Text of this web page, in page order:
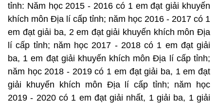
tỉnh: Năm học 2015 - 2016 có 1 em đạt giải khuyến
khích môn Địa lí cấp tỉnh; năm học 2016 - 2017 có 1
em đạt giải ba, 2 em đạt giải khuyến khích môn Địa
lí cấp tỉnh; năm học 2017 - 2018 có 1 em đạt giải
ba, 1 em đạt giải khuyến khích môn Địa lí cấp tỉnh;
năm học 2018 - 2019 có 1 em đạt giải ba, 1 em đạt
giải khuyến khích môn Địa lí cấp tỉnh; năm học
2019 - 2020 có 1 em đạt giải nhất, 1 giải ba, 1 giải